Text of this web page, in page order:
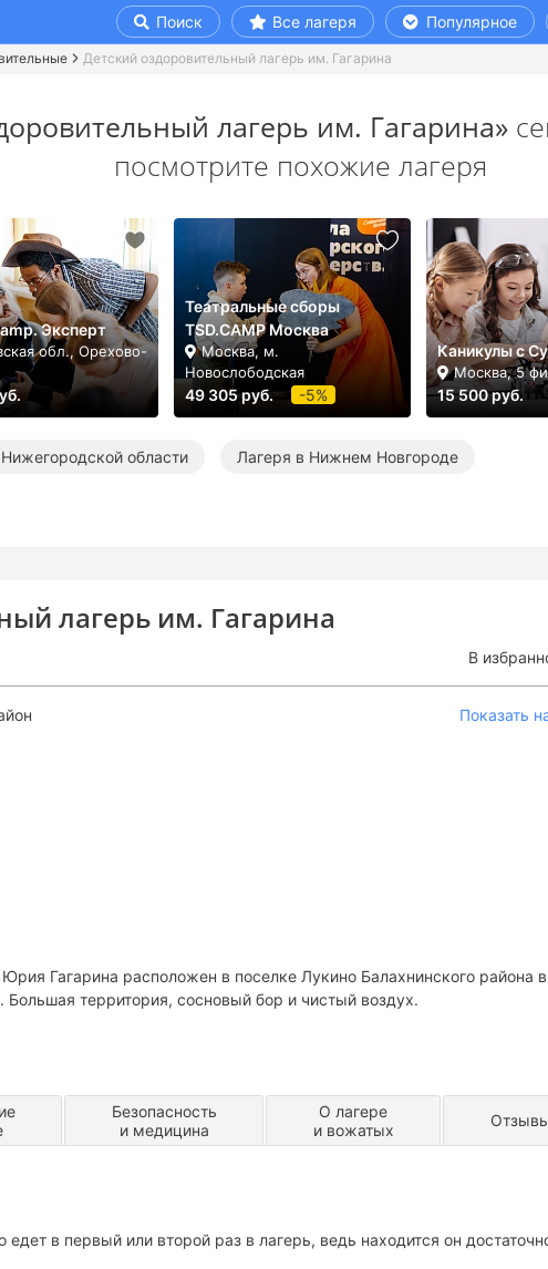
Поиск Все лагеря Популярное
Детский оздоровительный лагерь им. Гагарина
лагерь им. Гагарина
В
Показать
Гагарина расположен в поселке Лукино Балахнинского района в
территория, сосновый бор и чистый воздух.
Безопасность
и медицина
О лагере
и вожатых
едет в первый или второй раз в лагерь, ведь находится он
лагерь им. Гагарина»
посмотрите похожие лагеря
Эксперт
обл., Орехово-
Театральные сборы
TSD.CAMP Москва
Москва, м.
Новослободская
49 305 руб. -5%
Каникулы с
Москва, 5
15 500 руб.
области Лагеря в Нижнем Новгороде